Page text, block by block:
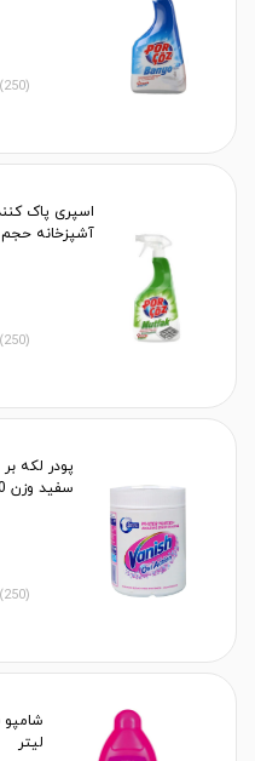
(250)3/5
آشپزخانه حجم 750 میلی لیتر
(250)3/5
سفید وزن 470 گرم
(250)3/5
لیتر